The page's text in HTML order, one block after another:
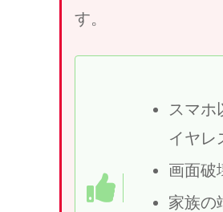
す。
スマホ
イヤレ
画面破
家族の